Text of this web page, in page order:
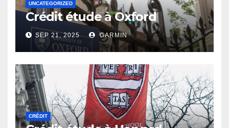
UNCATEGORIZED
Crédit étude à Oxford
SEP 21, 2025 GARMIN
CRÉDIT